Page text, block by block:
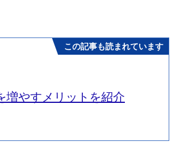
この記事も読まれています
増やすメリットを紹介